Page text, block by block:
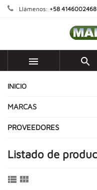
Llámenos: +58 4146002468
 
INICIO
MARCAS
PROVEEDORES
Listado de
 